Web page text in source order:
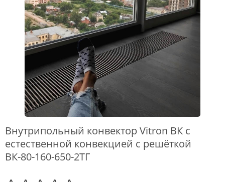
Внутрипольный конвектор Vitron ВК с
естественной конвекцией с решёткой
ВК-80-160-650-2ТГ